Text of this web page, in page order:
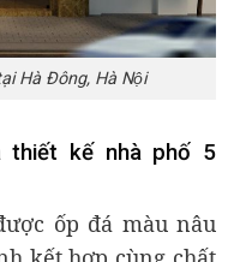
Hà Đông, Hà Nội
thiết kế nhà phố 5
ốp đá màu nâu